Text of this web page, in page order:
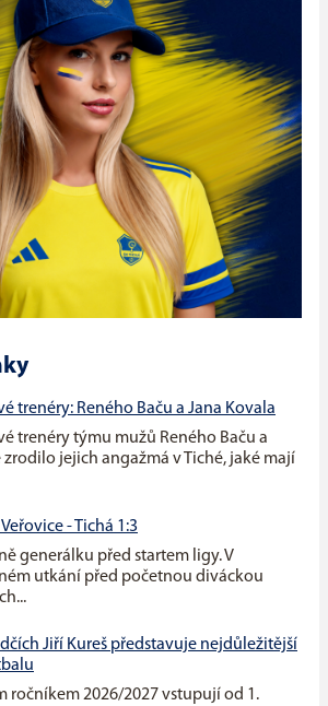
trenéry: Reného Baču a Jana Kovala
trenéry týmu mužů Reného Baču a
zrodilo jejich angažmá v Tiché, jaké mají
- Tichá 1:3
generálku před startem ligy. V
utkání před početnou diváckou
Jiří Kureš představuje nejdůležitější
ročníkem 2026/2027 vstupují od 1.